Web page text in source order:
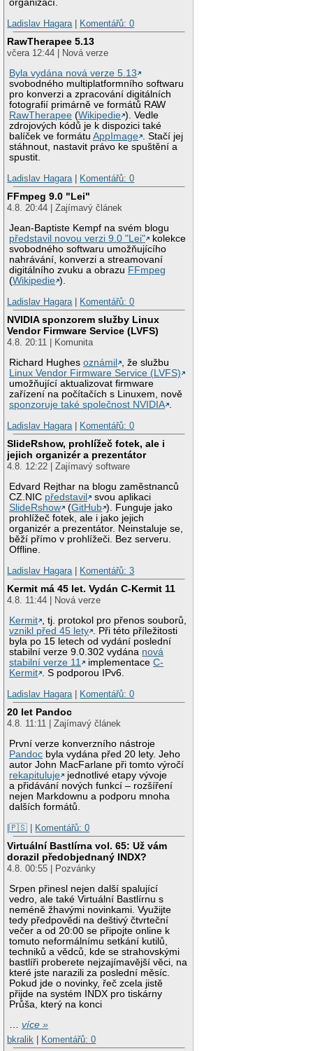
organizací.
Ladislav Hagara
Komentářů: 0
RawTherapee 5.13
včera 12:44 | Nová verze
Byla vydána nová verze 5.13
svobodného multiplatformního softwaru
pro konverzi a zpracování digitálních
fotografií primárně ve formátů RAW
RawTherapee (Wikipedie ). Vedle
zdrojových kódů je k dispozici také
balíček ve formátuAppImage . Stačí jej
stáhnout, nastavit právo ke spuštění a
spustit.
Ladislav Hagara
Komentářů: 0
FFmpeg 9.0 "Lei"
4.8. 20:44 | Zajímavý článek
Jean-Baptiste Kempf na svém blogu
představil novou verzi 9.0 "Lei"
kolekce
svobodného softwaru umožňujícího
nahrávání, konverzi a streamovaní
digitálního zvuku a obrazu FFmpeg
(Wikipedie ).
Ladislav Hagara
Komentářů: 0
NVIDIA sponzorem služby Linux
Vendor Firmware Service (LVFS)
4.8. 20:11 | Komunita
Richard Hughesoznámil
, že službu
Linux Vendor Firmware Service (LVFS)
umožňující aktualizovat firmware
zařízení na počítačích s Linuxem, nově
sponzoruje také společnost NVIDIA .
Ladislav Hagara | Komentářů: 0
SlideRshow, prohlížeč fotek, ale i
jejich organizér a prezentátor
4.8. 12:22 | Zajímavý software
Edvard Rejthar na blogu zaměstnanců
CZ.NIC představil
svou aplikaci
SlideRshow
(GitHub ). Funguje jako
prohlížeč fotek, ale i jako jejich
organizér a prezentátor. Neinstaluje se,
běží přímo v prohlížeči. Bez serveru.
Offline.
Ladislav Hagara | Komentářů: 3
Kermit má 45 let. Vydán C-Kermit 11
4.8. 11:44 | Nová verze
Kermit , tj. protokol pro přenos souborů,
vznikl před 45 lety . Při této příležitosti
byla po 15 letech od vydání poslední
stabilní verze 9.0.302 vydána nová
stabilní verze 11
implementaceC-
Kermit . S podporou IPv6.
Ladislav Hagara | Komentářů: 0
20 let Pandoc
4.8. 11:11 | Zajímavý článek
První verze konverzního nástroje
Pandoc byla vydána před 20 lety. Jeho
autor John MacFarlane při tomto výročí
rekapituluje
jednotlivé etapy vývoje
a přidávání nových funkcí – rozšíření
nejen Markdownu a podporu mnoha
dalších formátů.
|🇵🇸 | Komentářů: 0
Virtuální Bastlírna vol. 65: Už vám
dorazil předobjednaný INDX?
4.8. 00:55 | Pozvánky
Srpen přinesl nejen další spalující
vedro, ale také Virtuální Bastlírnu s
neméně žhavými novinkami. Využijte
tedy předpovědi na deštivý čtvrteční
večer a od 20:00 se připojte online k
tomuto neformálnímu setkání kutilů,
techniků a vědců, kde se strahovskými
bastlíři proberete nejzajímavější věci, na
které jste narazili za poslední měsíc.
Pokud jde o novinky, řeč zcela jistě
přijde na systém INDX pro tiskárny
Průša, který na konci
…více »
bkralik
Komentářů: 0